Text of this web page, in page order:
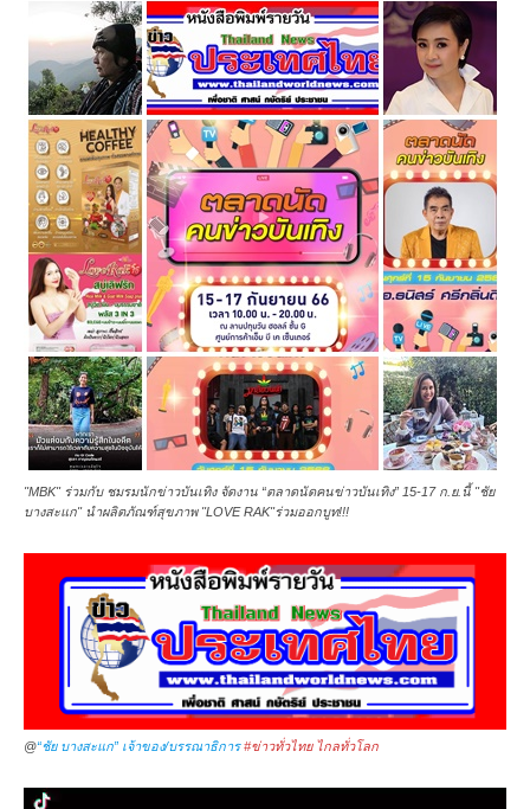
"MBK" ร่วมกับ ชมรมนักข่าวบันเทิง จัดงาน “ตลาดนัดคนข่าวบันเทิง” 15-17 ก.ย.นี้ "ชัย
บางสะแก" นำผลิตภัณฑ์สุขภาพ "LOVE RAK"ร่วมออกบูท!!!
@“ชัย บางสะแก” เจ้าของ/บรรณาธิการ#ข่าวทั่วไทย ไกลทั่วโลก